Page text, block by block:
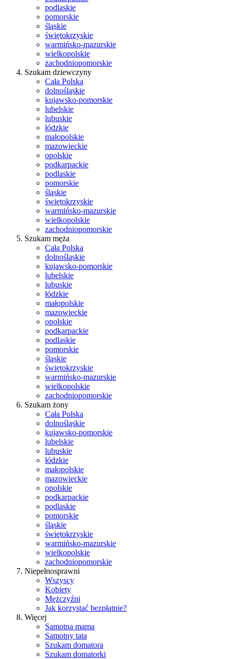
podlaskie
pomorskie
śląskie
świętokrzyskie
warmińsko-mazurskie
wielkopolskie
zachodniopomorskie
Szukam dziewczyny
Cała Polska
dolnośląskie
kujawsko-pomorskie
lubelskie
lubuskie
łódzkie
małopolskie
mazowieckie
opolskie
podkarpackie
podlaskie
pomorskie
śląskie
świętokrzyskie
warmińsko-mazurskie
wielkopolskie
zachodniopomorskie
Szukam męża
Cała Polska
dolnośląskie
kujawsko-pomorskie
lubelskie
lubuskie
łódzkie
małopolskie
mazowieckie
opolskie
podkarpackie
podlaskie
pomorskie
śląskie
świętokrzyskie
warmińsko-mazurskie
wielkopolskie
zachodniopomorskie
Szukam żony
Cała Polska
dolnośląskie
kujawsko-pomorskie
lubelskie
lubuskie
łódzkie
małopolskie
mazowieckie
opolskie
podkarpackie
podlaskie
pomorskie
śląskie
świętokrzyskie
warmińsko-mazurskie
wielkopolskie
zachodniopomorskie
Niepełnosprawni
Wszyscy
Kobiety
Mężczyźni
Jak korzystać bezpłatnie?
Więcej
Samotna mama
Samotny tata
Szukam domatora
Szukam domatorki